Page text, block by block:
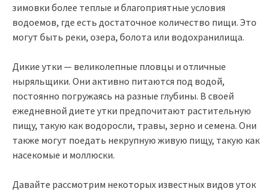
зимовки более теплые и благоприятные условия
водоемов, где есть достаточное количество пищи. Это
могут быть реки, озера, болота или водохранилища.
Дикие утки — великолепные пловцы и отличные
ныряльщики. Они активно питаются под водой,
постоянно погружаясь на разные глубины. В своей
ежедневной диете утки предпочитают растительную
пищу, такую как водоросли, травы, зерно и семена. Они
также могут поедать некрупную живую пищу, такую как
насекомые и моллюски.
Давайте рассмотрим некоторых известных видов уток